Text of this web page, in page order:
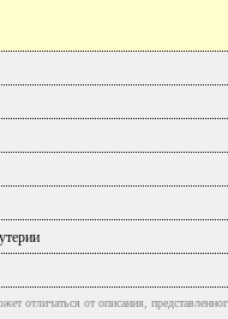
отличаться от описания,